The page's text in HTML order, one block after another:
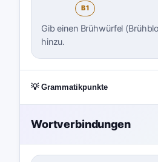
B1
Gib einen Brühwürfel
hinzu.
💡 Grammatikpunkte
Wortverbindungen